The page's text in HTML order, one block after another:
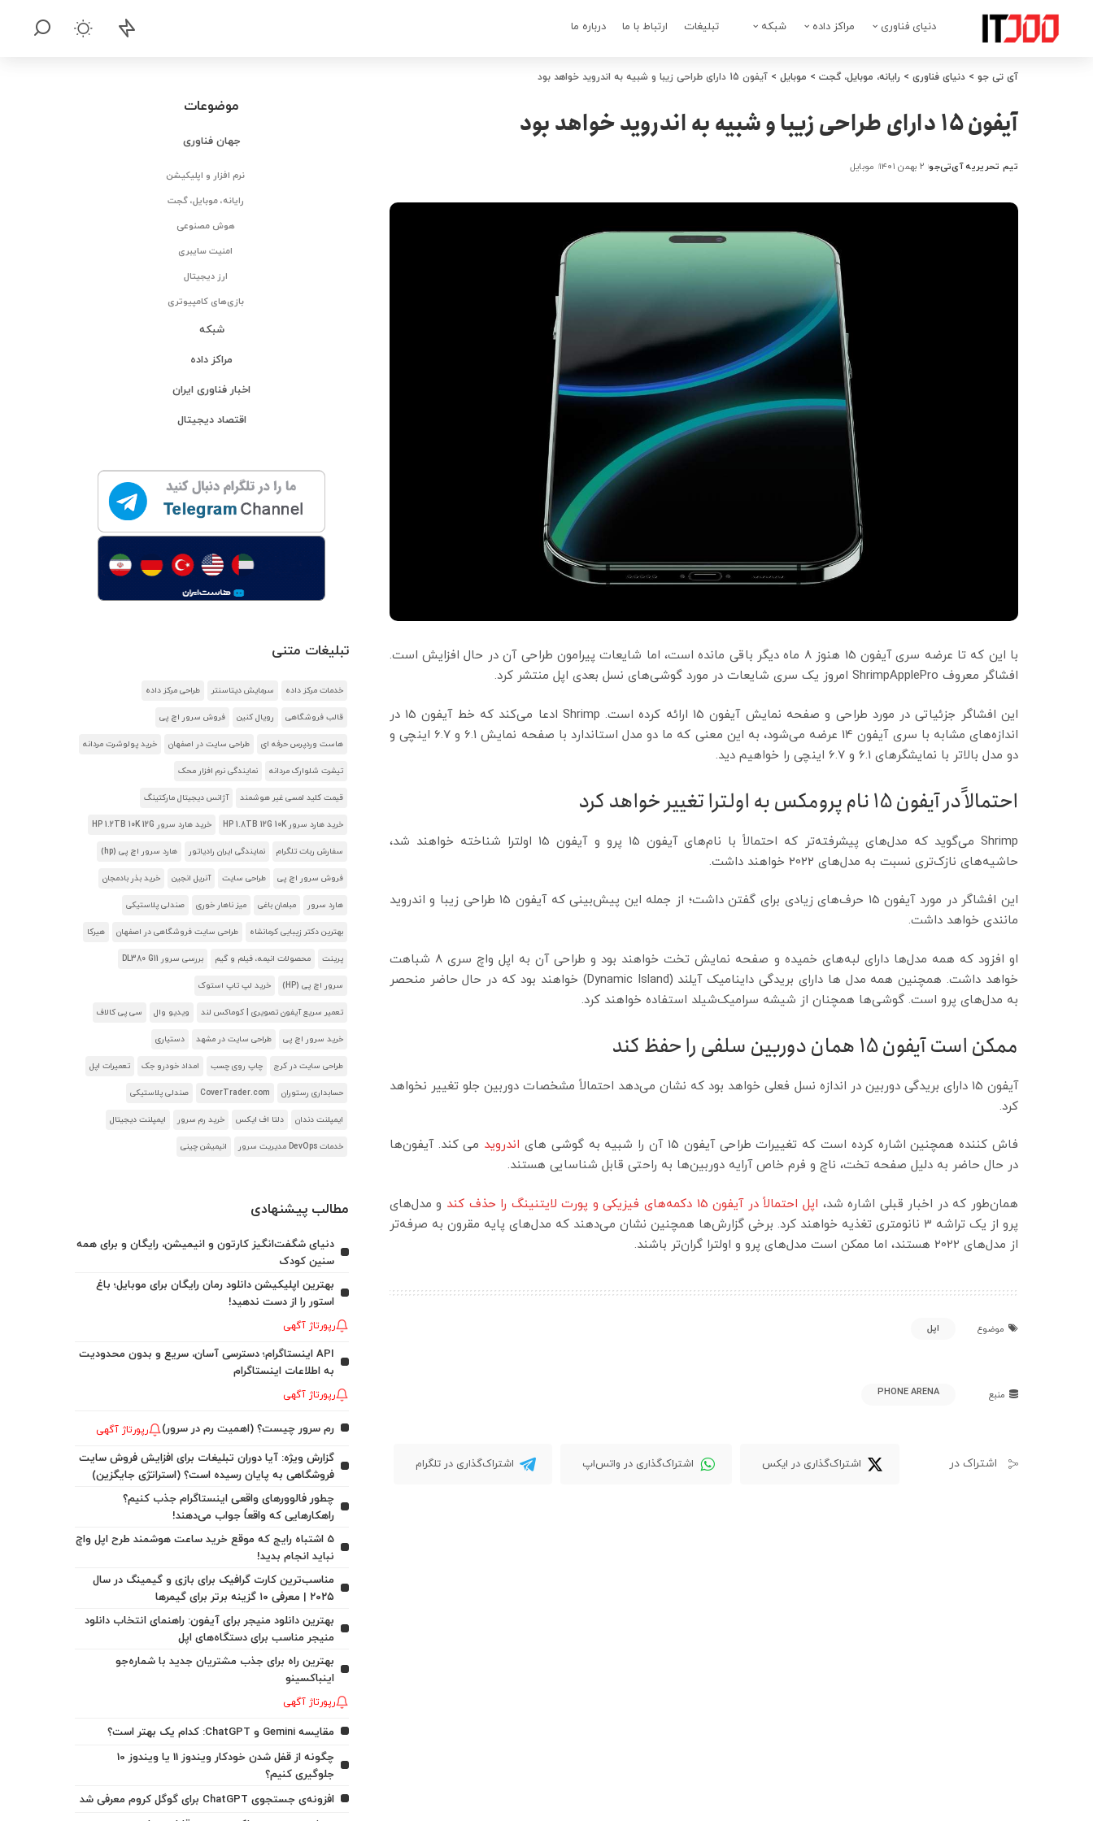
دنیای فناوری مراکز داده شبکه تبلیغات ارتباط با ما درباره ما
آی تی جو > دنیای فناوری > رایانه، موبایل، گجت > موبایل > آیفون 15 دارای طراحی زیبا و شبیه به اندروید خواهد بود
آیفون 15 دارای طراحی زیبا و شبیه به اندروید خواهد بود
ارسال
توسط
تیم تحریریه آی‌تی‌جو ۲ بهمن ۱۴۰۱ موبایل
با این که تا عرضه سری آیفون 15 هنوز 8 ماه دیگر باقی مانده است، اما شایعات پیرامون طراحی آن در حال افزایش است.
افشاگر معروف ShrimpApplePro امروز یک سری شایعات در مورد گوشی‌های نسل بعدی اپل منتشر کرد.
این افشاگر جزئیاتی در مورد طراحی و صفحه نمایش آیفون 15 ارائه کرده است. Shrimp ادعا می‌کند که خط آیفون 15 در
اندازه‌های مشابه با سری آیفون 14 عرضه می‌شود، به این معنی که ما دو مدل استاندارد با صفحه نمایش 6.1 و 6.7 اینچی و
دو مدل بالاتر با نمایشگرهای 6.1 و 6.7 اینچی را خواهیم دید.
احتمالاً در آیفون 15 نام پرومکس به اولترا تغییر خواهد کرد
Shrimp می‌گوید که مدل‌های پیشرفته‌تر که احتمالاً با نام‌های آیفون 15 پرو و آیفون 15 اولترا شناخته خواهند شد،
حاشیه‌های نازک‌تری نسبت به مدل‌های 2022 خواهند داشت.
این افشاگر در مورد آیفون 15 حرف‌های زیادی برای گفتن داشت؛ از جمله این پیش‌بینی که آیفون 15 طراحی زیبا و اندروید
مانندی خواهد داشت.
او افزود که همه مدل‌ها دارای لبه‌های خمیده و صفحه نمایش تخت خواهند بود و طراحی آن به اپل واچ سری 8 شباهت
خواهد داشت. همچنین همه مدل ها دارای بریدگی داینامیک آیلند (Dynamic Island) خواهند بود که در حال حاضر منحصر
به مدل‌های پرو است. گوشی‌ها همچنان از شیشه سرامیک‌شیلد استفاده خواهند کرد.
ممکن است آیفون 15 همان دوربین سلفی را حفظ کند
آیفون 15 دارای بریدگی دوربین در اندازه نسل فعلی خواهد بود که نشان می‌دهد احتمالاً مشخصات دوربین جلو تغییر نخواهد
کرد.
فاش کننده همچنین اشاره کرده است که تغییرات طراحی آیفون 15 آن را شبیه به گوشی های اندروید می کند. آیفون‌ها
در حال حاضر به دلیل صفحه تخت، ناچ و فرم خاص آرایه دوربین‌ها به راحتی قابل شناسایی هستند.
همان‌طور که در اخبار قبلی اشاره شد، اپل احتمالاً در آیفون 15 دکمه‌های فیزیکی و پورت لایتنینگ را حذف کند
و مدل‌های
پرو از یک تراشه 3 نانومتری تغذیه خواهند کرد. برخی گزارش‌ها همچنین نشان می‌دهند که مدل‌های پایه مقرون به صرفه‌تر
از مدل‌های 2022 هستند، اما ممکن است مدل‌های پرو و اولترا گران‌تر باشند.
موضوع اپل
منبع PHONE ARENA
اشتراک در اشتراک‌گذاری در ایکس اشتراک‌گذاری در واتس‌اپ اشتراک‌گذاری در تلگرام
موضوعات
جهان فناوری
نرم افزار و اپلیکیشن
رایانه، موبایل، گجت
هوش مصنوعی
امنیت سایبری
ارز دیجیتال
بازی‌های کامپیوتری
شبکه
مراکز داده
اخبار فناوری ایران
اقتصاد دیجیتال
تبلیغات متنی
خدمات مرکز داده سرمایش دیتاسنتر طراحی مرکز داده
قالب فروشگاهی رویال کنین فروش سرور اچ پی
هاست وردپرس حرفه ای طراحی سایت در اصفهان خرید پولوشرت مردانه
تیشرت شلوارک مردانه نمایندگی نرم افزار محک
قیمت کلید لمسی غیر هوشمند آژانس دیجیتال مارکتینگ
خرید هارد سرور HP 1.8TB 12G 10K خرید هارد سرور HP 1.2TB 10K 12G
سفارش ربات تلگرام نمایندگی ایران رادیاتور هارد سرور اچ پی (hp)
فروش سرور اچ پی طراحی سایت آنریل انجین خرید بذر بادمجان
هارد سرور مبلمان باغی میز ناهار خوری صندلی پلاستیکی
بهترین دکتر زیبایی کرمانشاه طراحی سایت فروشگاهی در اصفهان هیرکا
پرینت محصولات انیمه، فیلم و گیم بررسی سرور DL380 G11
سرور اچ پی (HP) خرید لپ تاپ استوک
تعمیر سریع آیفون تصویری | کوماکس لند ویدیو وال سی پی کالاف
خرید سرور اچ پی طراحی سایت در مشهد دستیاری
طراحی سایت در کرج چاپ روی چسب امداد خودرو جک تعمیرات اپل
حسابداری رستوران CoverTrader.com صندلی پلاستیکی
ایمپلنت دندان دلتا اف ایکس خرید رم سرور ایمپلنت دیجیتال
خدمات DevOps مدیریت سرور انیمیشن چینی
مطالب پیشنهادی
دنیای شگفت‌انگیز کارتون و انیمیشن، رایگان و برای همه
سنین کودک
بهترین اپلیکیشن دانلود رمان رایگان برای موبایل؛ باغ
استور را از دست ندهید!
رپورتاژ آگهی
API اینستاگرام؛ دسترسی آسان، سریع و بدون محدودیت
به اطلاعات اینستاگرام
رپورتاژ آگهی
رم سرور چیست؟ (اهمیت رم در سرور) رپورتاژ آگهی
گزارش ویژه: آیا دوران تبلیغات برای افزایش فروش سایت
فروشگاهی به پایان رسیده است؟ (استراتژی جایگزین)
چطور فالوورهای واقعی اینستاگرام جذب کنیم؟
راهکارهایی که واقعاً جواب می‌دهند!
5 اشتباه رایج که موقع خرید ساعت هوشمند طرح اپل واچ
نباید انجام بدید!
مناسب‌ترین کارت گرافیک برای بازی و گیمینگ در سال
۲۰۲۵ | معرفی ۱۰ گزینه برتر برای گیمرها
بهترین دانلود منیجر برای آیفون: راهنمای انتخاب دانلود
منیجر مناسب برای دستگاه‌های اپل
بهترین راه برای جذب مشتریان جدید با شماره‌جو
اینباکسینو
رپورتاژ آگهی
مقایسه Gemini و ChatGPT: کدام یک بهتر است؟
چگونه از قفل شدن خودکار ویندوز 11 یا ویندوز 10
جلوگیری کنیم؟
افزونه‌ی جستجوی ChatGPT برای گوگل کروم معرفی شد